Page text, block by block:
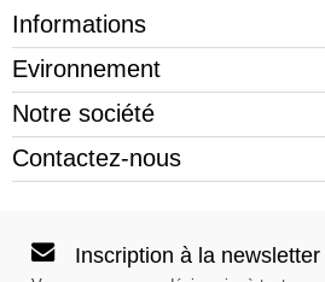
Informations
Evironnement
Notre société
Contactez-nous
Inscription à la newsletter